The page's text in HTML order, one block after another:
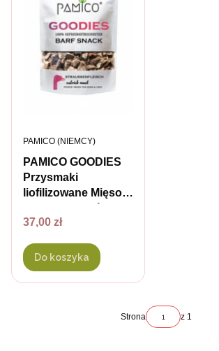
PAMICO GOODIES
Przysmaki
liofilizowane Mięso
kotów - 50 g
PRODUCENT
PAMICO (NIEMCY)
Cena
37,00 zł
Do koszyka
Strona z 1